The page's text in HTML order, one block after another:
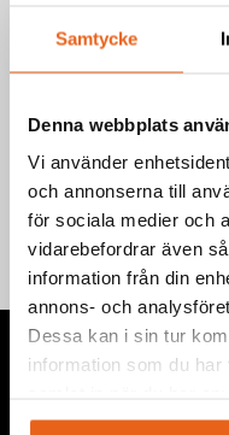
Samtycke
Denna webbplats
Vi använder
och annonserna till
för sociala medier och
vidarebefordrar även
information från din
annons- och
Dessa kan i sin tur
information som du
Art.nr.: B980
EAN-kod:
Teknisk information